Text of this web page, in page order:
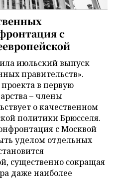
с
июльский выпуск
правительств».
в первую
– члены
о качественном
политики Брюсселя.
с Москвой
уделом отдельных
существенно сокращая
даже наиболее